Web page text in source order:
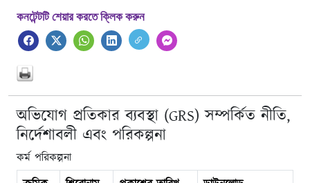
কনটেন্টটি শেয়ার করতে ক্লিক করুন
অভিযোগ প্রতিকার ব্যবস্থা (GRS) সম্পর্কিত নীতি,
নির্দেশাবলী এবং পরিকল্পনা
কর্ম পরিকল্পনা